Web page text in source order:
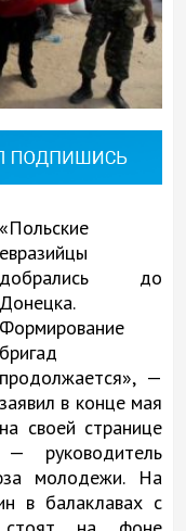
«Польские
евразийцы
добрались до
Донецка.
Формирование
бригад
продолжается», —
заявил в конце мая
на своей странице
руководитель
молодежи. На
в балаклавах с